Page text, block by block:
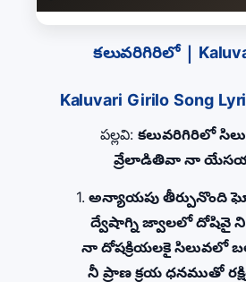
కలువరిగిరిలో |
Kaluvari Girilo Song
పల్లవి: కలువరిగిరిలో
వ్రేలాడితివా నా
1. అన్యాయపు తీర్పునొంది
ద్వేషాగ్ని జ్వాలలో దోషివై
నా దోషక్రియలకై సిలువలో
నీ ప్రాణ క్రయ ధనముతో